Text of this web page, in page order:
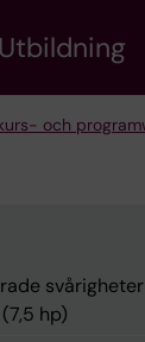
Utbildning
och
svårigheter
hp)